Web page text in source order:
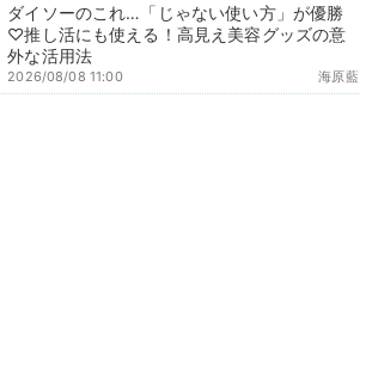
ダイソーのこれ…「じゃない使い方」が優勝
♡推し活にも使える！高見え美容グッズの意
外な活用法
海原藍
2026/08/08 11:00